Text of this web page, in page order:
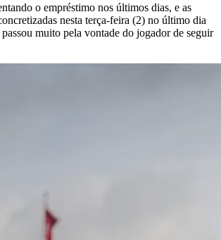
o empréstimo nos últimos dias, e as
nesta terça-feira (2) no último dia
muito pela vontade do jogador de seguir